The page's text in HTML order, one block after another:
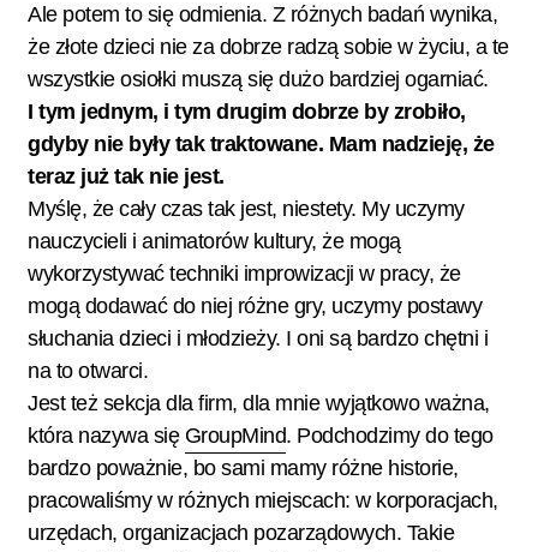
Ale potem to się odmienia. Z różnych badań wynika,
że złote dzieci nie za dobrze radzą sobie w życiu, a te
wszystkie osiołki muszą się dużo bardziej ogarniać.
I tym jednym, i tym drugim dobrze by zrobiło,
gdyby nie były tak traktowane. Mam nadzieję, że
teraz już tak nie jest.
Myślę, że cały czas tak jest, niestety. My uczymy
nauczycieli i animatorów kultury, że mogą
wykorzystywać techniki improwizacji w pracy, że
mogą dodawać do niej różne gry, uczymy postawy
słuchania dzieci i młodzieży. I oni są bardzo chętni i
na to otwarci.
Jest też sekcja dla firm, dla mnie wyjątkowo ważna,
która nazywa się GroupMind. Podchodzimy do tego
bardzo poważnie, bo sami mamy różne historie,
pracowaliśmy w różnych miejscach: w korporacjach,
urzędach, organizacjach pozarządowych. Takie